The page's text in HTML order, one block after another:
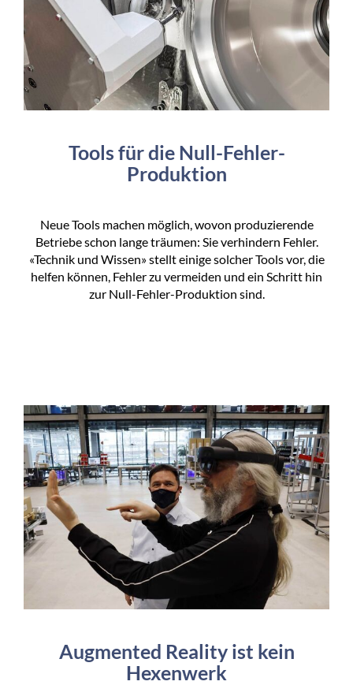
Tools für die Null-Fehler-
Produktion
Neue Tools machen möglich, wovon produzierende
Betriebe schon lange träumen: Sie verhindern Fehler.
«Technik und Wissen» stellt einige solcher Tools vor, die
helfen können, Fehler zu vermeiden und ein Schritt hin
zur Null-Fehler-Produktion sind.
Augmented Reality ist kein
Hexenwerk